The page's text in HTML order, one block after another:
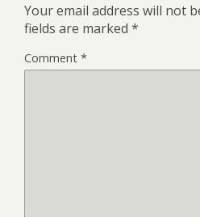
Your email address will not
fields are marked *
Comment *